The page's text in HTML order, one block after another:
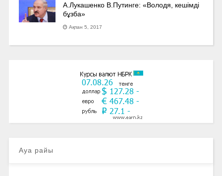
А.Лукашенко В.Путинге: «Володя, кешімді
бұзба»
Ақпан 5, 2017
Ауа райы